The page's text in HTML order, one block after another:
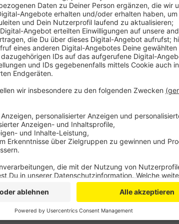
Anzeige
Ab sofort können Projekte zum Ranking
entscheiden dann die Menschen bei uns in der
Dabei erhalten die Bestplatzierten Gewinne
sich Projekte aus dem Kreis Euskirchen, aber
und Heimbach und Vettweiß aus dem Kreis
Anzeige